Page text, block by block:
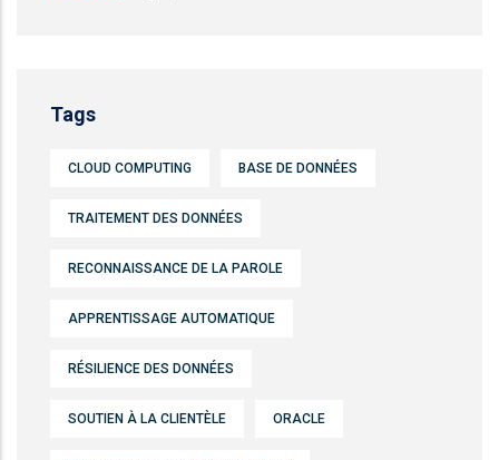
Tags
CLOUD COMPUTING BASE DE DONNÉES
TRAITEMENT DES DONNÉES
RECONNAISSANCE DE LA PAROLE
APPRENTISSAGE AUTOMATIQUE
RÉSILIENCE DES DONNÉES
SOUTIEN À LA CLIENTÈLE ORACLE